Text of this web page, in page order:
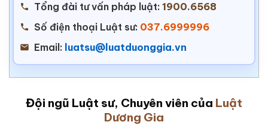
Tổng đài tư vấn pháp luật: 1900.6568
Số điện thoại Luật sư: 037.6999996
Email: luatsu@luatduonggia.vn
Đội ngũ Luật sư, Chuyên viên của Luật
Dương Gia